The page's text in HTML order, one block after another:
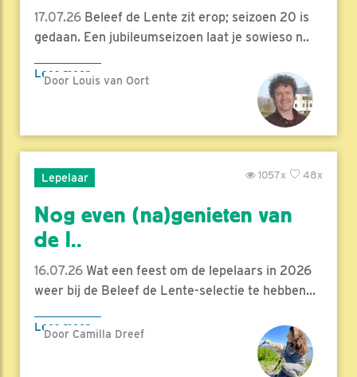
17.07.26 Beleef de Lente zit erop; seizoen 20 is
gedaan. Een jubileumseizoen laat je sowieso n..
Lees meer
Door Louis van Oort
Lepelaar 48x
1057x
Nog even (na)genieten van
de l..
16.07.26 Wat een feest om de lepelaars in 2026
weer bij de Beleef de Lente-selectie te hebben...
Lees meer
Door Camilla Dreef